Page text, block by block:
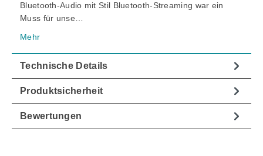
Bluetooth-Audio mit Stil Bluetooth-Streaming war ein
Muss für unse…
Mehr
Technische Details
Produktsicherheit
Bewertungen